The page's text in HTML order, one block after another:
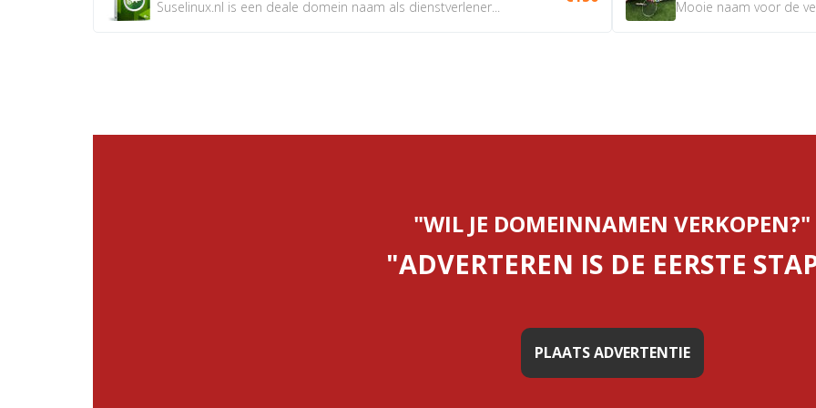
Suselinux.nl is een deale domein naam als dienstverlener... Mooie naam voor de
"WIL JE DOMEINNAMEN VERKOPEN?"
"ADVERTEREN IS DE EERSTE
PLAATS ADVERTENTIE